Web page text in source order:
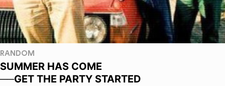
RANDOM
SUMMER HAS COME
──GET THE PARTY STARTED